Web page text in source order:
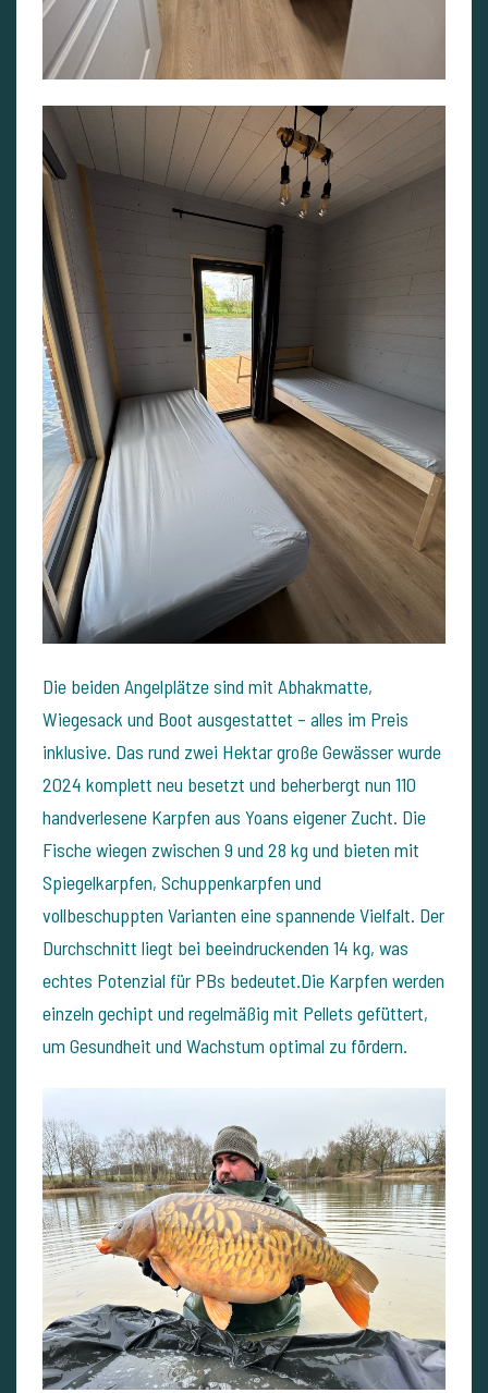
Die beiden Angelplätze sind mit Abhakmatte,
Wiegesack und Boot ausgestattet – alles im Preis
inklusive. Das rund zwei Hektar große Gewässer wurde
2024 komplett neu besetzt und beherbergt nun 110
handverlesene Karpfen aus Yoans eigener Zucht. Die
Fische wiegen zwischen 9 und 28 kg und bieten mit
Spiegelkarpfen, Schuppenkarpfen und
vollbeschuppten Varianten eine spannende Vielfalt. Der
Durchschnitt liegt bei beeindruckenden 14 kg, was
echtes Potenzial für PBs bedeutet.Die Karpfen werden
einzeln gechipt und regelmäßig mit Pellets gefüttert,
um Gesundheit und Wachstum optimal zu fördern.